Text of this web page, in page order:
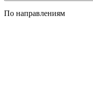
По направлениям